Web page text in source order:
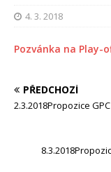
4. 3. 2018
Pozvánka na Play-
PŘEDCHOZÍ
2.3.2018Propozice